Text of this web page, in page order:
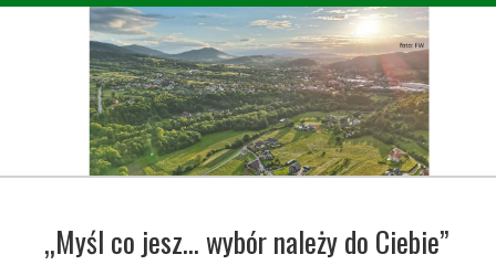
„Myśl co jesz… wybór należy do Ciebie”